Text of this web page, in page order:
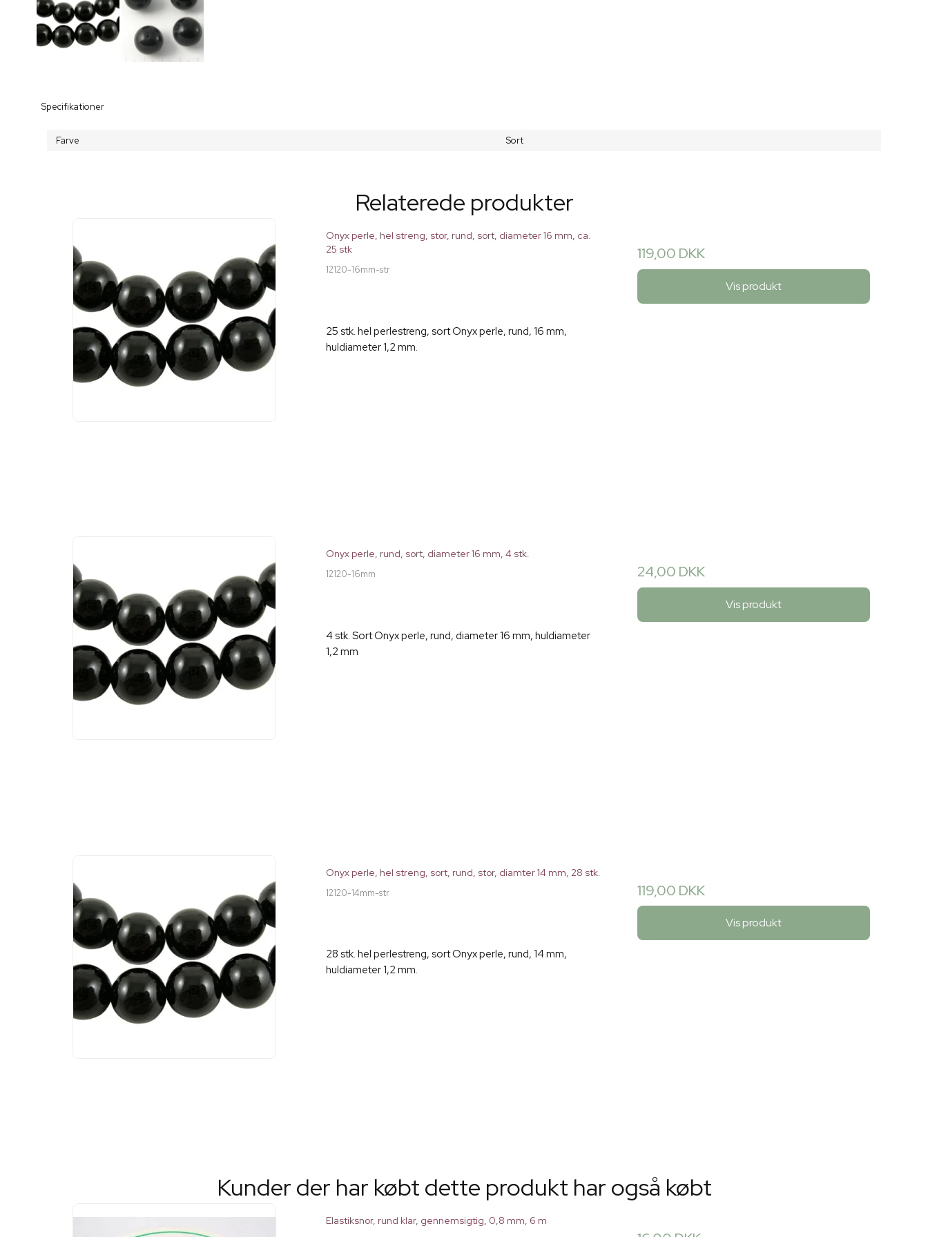
Specifikationer
Farve Sort
Relaterede produkter
Onyx perle, hel streng, stor, rund, sort, diameter 16 mm, ca.
25 stk
12120-16mm-str
25 stk. hel perlestreng, sort Onyx perle, rund, 16 mm,
huldiameter 1,2 mm.
119,00 DKK
Vis produkt
Onyx perle, rund, sort, diameter 16 mm, 4 stk.
12120-16mm
4 stk. Sort Onyx perle, rund, diameter 16 mm, huldiameter
1,2 mm
24,00 DKK
Vis produkt
Onyx perle, hel streng, sort, rund, stor, diamter 14 mm, 28 stk.
12120-14mm-str
28 stk. hel perlestreng, sort Onyx perle, rund, 14 mm,
huldiameter 1,2 mm.
119,00 DKK
Vis produkt
Kunder der har købt dette produkt har også købt
Elastiksnor, rund klar, gennemsigtig, 0,8 mm, 6 m